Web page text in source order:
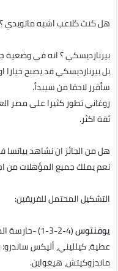
هل كنت كلاعب اشبه ماتويدي ؟
بيرنارديسكي ؟ انه في وضعية
بل بيرنارديسكي قد يصبح
سأقرر لاحقا من سيبدأ.
روغاني تطور كثيرا على مصر
ثقة اكثر.
هل من الجائز ان نشاهد
نعم يملك جميع المؤهلات من
التشكيل المحتمل للفريقين:
يوفنتوس
(4-2-3-1) -
عطية، كيلليني، أليكس ساندرو؛
ماندزوكيتش، هيغواين.